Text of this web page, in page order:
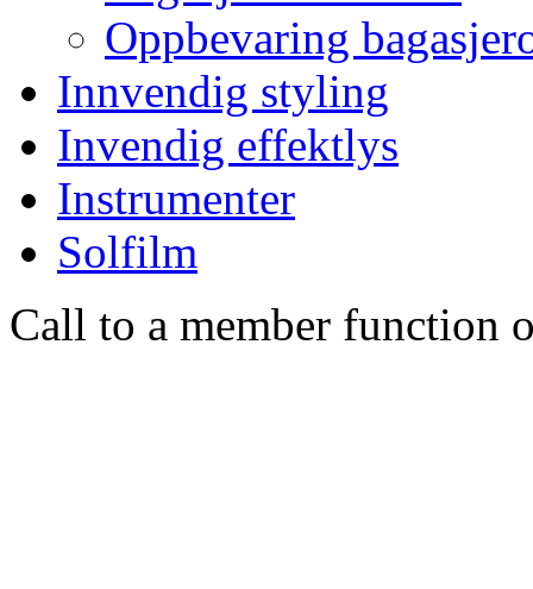
Oppbevaring
Innvendig styling
Invendig effektlys
Instrumenter
Solfilm
Call to a member function